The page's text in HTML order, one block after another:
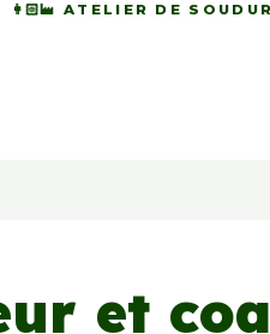
👩🏻‍🏭 ATELIER DE
et